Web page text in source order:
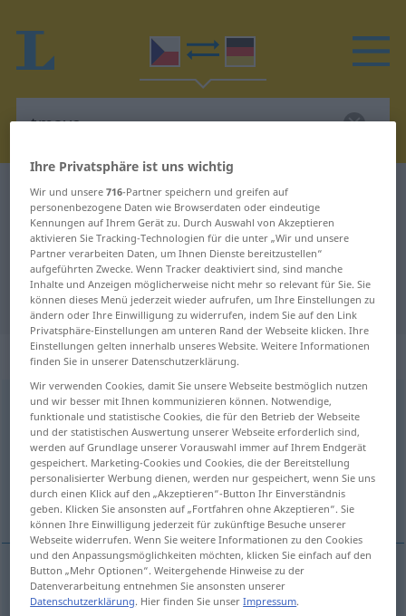
Tschechisch-Deutsch Wörterbuch tmavo-
Tschechisch-Deutsch Übersetzung
für "tmavo-"
"tmavo-" Deutsch Übersetzung
„tmavo-“
tmavo-
Übersicht aller Übersetzungen
(Für mehr Details die Übersetzung anklicken/antippen)
dunkel-
dunkel-in Zssgn tmavo-
Ihre Privatsphäre ist uns wichtig
Wir und unsere716-Partner speichern und greifen auf
personenbezogene Daten wie Browserdaten oder eindeutige
Kennungen auf Ihrem Gerät zu. Durch Auswahl von Akzeptieren
aktivieren Sie Tracking-Technologien für die unter „Wir und unsere
Partner verarbeiten Daten, um Ihnen Dienste bereitzustellen“
aufgeführten Zwecke. Wenn Tracker deaktiviert sind, sind manche
Inhalte und Anzeigen möglicherweise nicht mehr so relevant für Sie. Sie
können dieses Menü jederzeit wieder aufrufen, um Ihre Einstellungen zu
ändern oder Ihre Einwilligung zu widerrufen, indem Sie auf den Link
Privatsphäre-Einstellungen am unteren Rand der Webseite klicken. Ihre
Einstellungen gelten innerhalb unseres Website. Weitere Informationen
finden Sie in unserer Datenschutzerklärung.
Wir verwenden Cookies, damit Sie unsere Webseite bestmöglich nutzen
und wir besser mit Ihnen kommunizieren können. Notwendige,
funktionale und statistische Cookies, die für den Betrieb der Webseite
und der statistischen Auswertung unserer Webseite erforderlich sind,
werden auf Grundlage unserer Vorauswahl immer auf Ihrem Endgerät
gespeichert. Marketing-Cookies und Cookies, die der Bereitstellung
personalisierter Werbung dienen, werden nur gespeichert, wenn Sie uns
durch einen Klick auf den „Akzeptieren“-Button Ihr Einverständnis
geben. Klicken Sie ansonsten auf „Fortfahren ohne Akzeptieren“. Sie
können Ihre Einwilligung jederzeit für zukünftige Besuche unserer
Webseite widerrufen. Wenn Sie weitere Informationen zu den Cookies
und den Anpassungsmöglichkeiten möchten, klicken Sie einfach auf den
Button „Mehr Optionen“. Weitergehende Hinweise zu der
Datenverarbeitung entnehmen Sie ansonsten unserer
Datenschutzerklärung. Hier finden Sie unserImpressum.